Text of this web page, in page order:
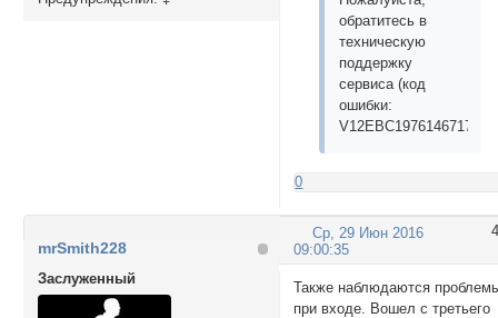
обратитесь в
техническую
поддержку
сервиса (код
ошибки:
0
4
Ср, 29 Июн 2016
09:00:35
mrSmith228
Заслуженный
Также наблюдаются
при входе. Вошел с третьего